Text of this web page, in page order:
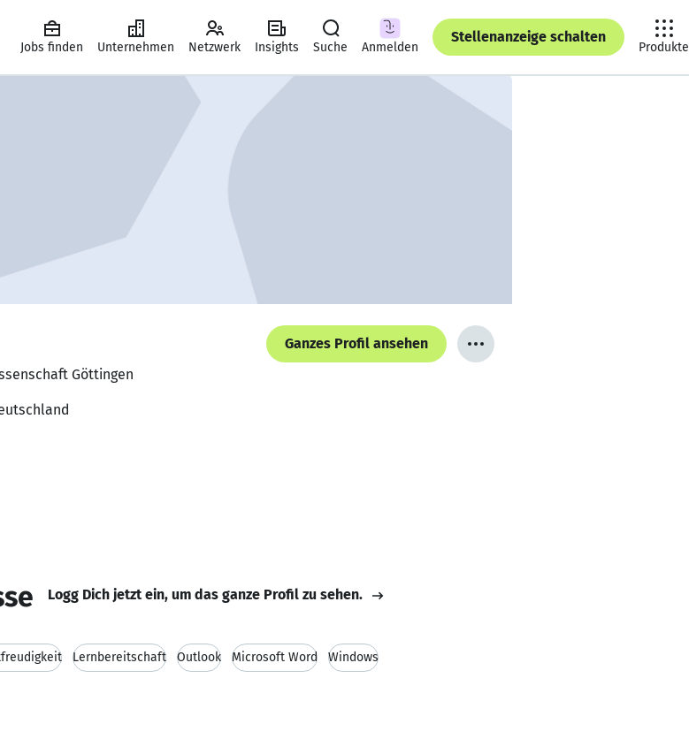
Jobs finden Unternehmen Netzwerk Insights Suche Anmelden
Stellenanzeige schalten
Produkte
Ganzes Profil ansehen
Göttingen
Logg Dich jetzt ein, um das ganze Profil zu sehen.
Lernbereitschaft Outlook Microsoft Word Windows